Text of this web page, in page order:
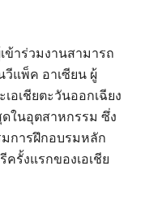
ข้าร่วมงานสามารถ
วีแพ็ค อาเซียน ผู้
อเชียตะวันออกเฉียง
ดในอุตสาหกรรม ซึ่ง
การฝึกอบรมหลัก
รั้งแรกของเอเชีย